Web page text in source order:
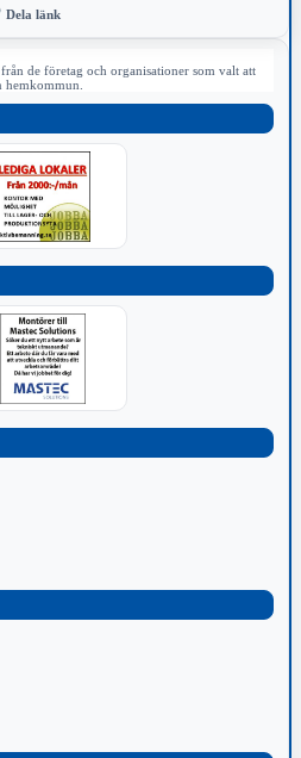
Dela länk
de företag och organisationer som valt att
hemkommun.